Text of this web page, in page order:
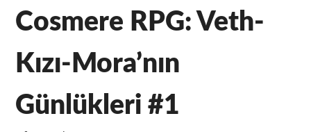
Cosmere RPG: Veth-
Kızı-Mora’nın
Günlükleri #1